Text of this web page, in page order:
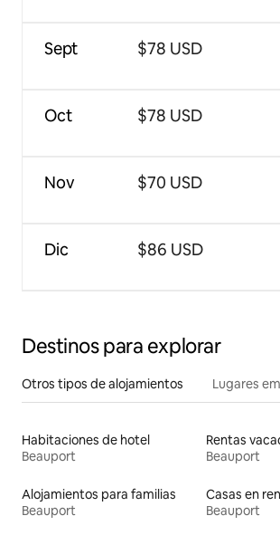
Sept
Oct
Nov
Dic
$78 USD
$78 USD
$70 USD
$86 USD
Destinos para explorar
Otros tipos de alojamientos Lugares
Habitaciones de hotel
Beauport
Beauport
Alojamientos para familias
Beauport
Casas en
Beauport